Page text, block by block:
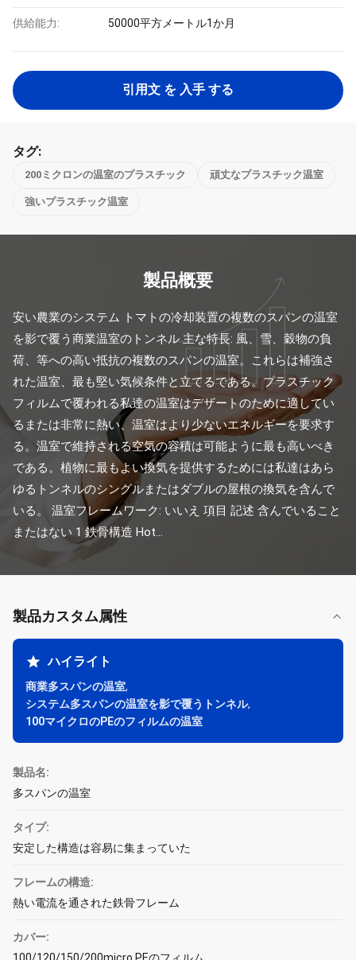
供給能力: 50000平方メートル1か月
引用文 を 入手 する
タグ:
200ミクロンの温室のプラスチック 頑丈なプラスチック温室
強いプラスチック温室
製品概要
安い農業のシステム トマトの冷却装置の複数のスパンの温室
を影で覆う商業温室のトンネル 主な特長: 風、雪、穀物の負
荷、等への高い抵抗の複数のスパンの温室。これらは補強さ
れた温室、最も堅い気候条件と立てるである。プラスチック
フィルムで覆われる私達の温室はデザートのために適してい
るまたは非常に熱い、温室はより少ないエネルギーを要求す
る。温室で維持される空気の容積は可能ように最も高いべき
である。植物に最もよい換気を提供するためには私達はあら
ゆるトンネルのシングルまたはダブルの屋根の換気を含んで
いる。 温室フレームワーク: いいえ 項目 記述 含んでいること
またはない 1 鉄骨構造 Hot...
製品カスタム属性
ハイライト
商業多スパンの温室,
システム多スパンの温室を影で覆うトンネル,
100マイクロのPEのフィルムの温室
製品名:
多スパンの温室
タイプ:
安定した構造は容易に集まっていた
フレームの構造:
熱い電流を通された鉄骨フレーム
カバー: